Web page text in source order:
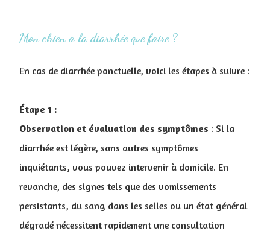
Mon chien a la diarrhée que faire ?
En cas de diarrhée ponctuelle, voici les étapes à suivre :
Étape 1 :
Observation et évaluation des symptômes : Si la
diarrhée est légère, sans autres symptômes
inquiétants, vous pouvez intervenir à domicile. En
revanche, des signes tels que des vomissements
persistants, du sang dans les selles ou un état général
dégradé nécessitent rapidement une consultation